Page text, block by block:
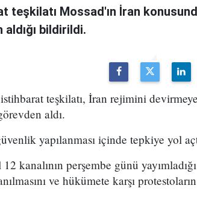
teşkilatı Mossad'ın İran
bildirildi.
teşkilatı, İran rejimini
aldı.
yapılanması içinde tepkiye yol
kanalının perşembe günü
ve hükümete karşı